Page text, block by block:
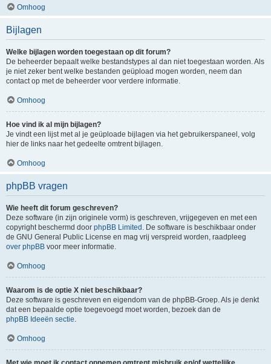
Omhoog
Bijlagen
Welke bijlagen worden toegestaan op dit forum?
De beheerder bepaalt welke bestandstypes al dan niet toegestaan worden. Als
je niet zeker bent welke bestanden geüpload mogen worden, neem dan
contact op met de beheerder voor verdere informatie.
Omhoog
Hoe vind ik al mijn bijlagen?
Je vindt een lijst met al je geüploade bijlagen via het gebruikerspaneel, volg
hier de links naar het gedeelte omtrent bijlagen.
Omhoog
phpBB vragen
Wie heeft dit forum geschreven?
Deze software (in zijn originele vorm) is geschreven, vrijgegeven en met een
copyright beschermd door phpBB Limited . De software is beschikbaar onder
de GNU General Public License en mag vrij verspreid worden, raadpleeg
over phpBB voor meer informatie.
Omhoog
Waarom is de optie X niet beschikbaar?
Deze software is geschreven en eigendom van de phpBB-Groep. Als je denkt
dat een bepaalde optie toegevoegd moet worden, bezoek dan de
phpBB Ideeën sectie.
Omhoog